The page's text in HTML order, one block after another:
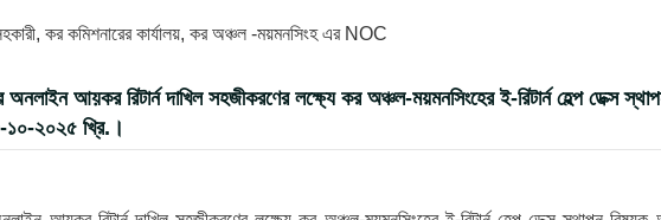
কর কমিশনারের কার্যালয়, কর অঞ্চল -ময়মনসিংহ এর NOC
আয়কর রিটার্ন দাখিল সহজীকরণের লক্ষ্যে কর অঞ্চল-ময়মনসিংহের ই-রিটার্ন হেল্প ডেক্স
১০-২০২৫ খ্রি.।